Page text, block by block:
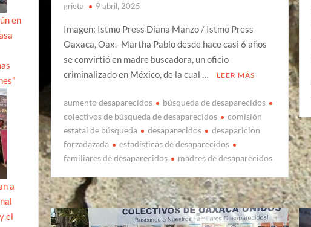
grieta 9 abril, 2025
Imagen: Istmo Press Diana Manzo / Istmo Press
Oaxaca, Oax.- Martha Pablo desde hace casi 6 años
se convirtió en madre buscadora, un oficio
criminalizado en México, de la cual …
LEER MÁS
aumento desaparecidos
búsqueda de desaparecidos
colectivos de búsqueda de desaparecidos
comisión
estatal de búsqueda
desaparecidos
desaparicion
forzadazada
estadísticas de desaparecidos
familiares de desaparecidos
madres de desaparecidos
en
a
el